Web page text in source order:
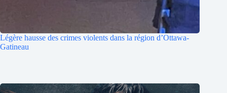
Légère hausse des crimes violents dans la région d’Ottawa-
Gatineau